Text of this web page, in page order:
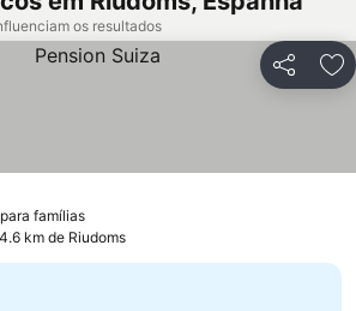
os resultados
Partilhar
famíliasVer preços
km de Riudoms